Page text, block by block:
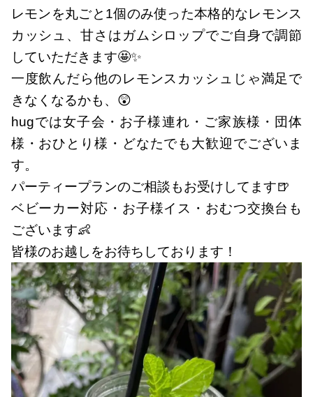
レモンを丸ごと1個のみ使った本格的なレモンス
カッシュ、甘さはガムシロップでご自身で調節
していただきます🤩✨
一度飲んだら他のレモンスカッシュじゃ満足で
きなくなるかも、😲
hugでは女子会・お子様連れ・ご家族様・団体
様・おひとり様・どなたでも大歓迎でございま
す。
パーティープランのご相談もお受けしてます🍺
ベビーカー対応・お子様イス・おむつ交換台も
ございます👶
皆様のお越しをお待ちしております！